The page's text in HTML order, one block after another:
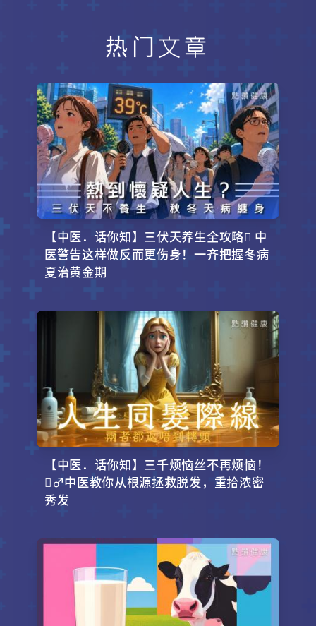
热门文章
【中医．话你知】三伏天养生全攻略 中
医警告这样做反而更伤身！一齐把握冬病
夏治黄金期
【中医．话你知】三千烦恼丝不再烦恼！
‍♂️中医教你从根源拯救脱发，重拾浓密
秀发